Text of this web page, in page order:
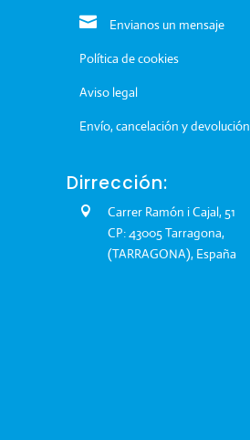
Envianos un mensaje
Política de cookies
Aviso legal
Envío, cancelación y devolución
Dirrección:
Carrer Ramón i Cajal, 51
CP: 43005 Tarragona,
(TARRAGONA), España